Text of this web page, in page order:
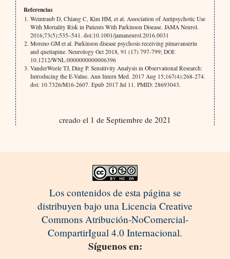
Referencias
Weintraub D, Chiang C, Kim HM, et al. Association of Antipsychotic Use
With Mortality Risk in Patients With Parkinson Disease. JAMA Neurol.
2016;73(5):535–541. doi:10.1001/jamaneurol.2016.0031
Moreno GM et al. Parkinson disease psychosis receiving pimavanserin
and quetiapine. Neurology Oct 2018, 91 (17) 797-799; DOI:
10.1212/WNL.0000000000006396
VanderWeele TJ, Ding P. Sensitivity Analysis in Observational Research:
Introducing the E-Value. Ann Intern Med. 2017 Aug 15;167(4):268-274.
doi: 10.7326/M16-2607. Epub 2017 Jul 11. PMID: 28693043.
creado el 1 de Septiembre de 2021
Los contenidos de esta página se
distribuyen bajo una Licencia Creative
Commons Atribución-NoComercial-
CompartirIgual 4.0 Internacional.
Síguenos en: